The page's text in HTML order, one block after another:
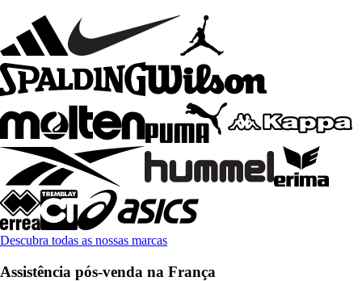
Descubra todas as nossas marcas
Assistência pós-venda na França